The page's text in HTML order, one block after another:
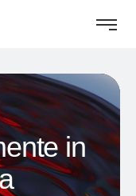
in